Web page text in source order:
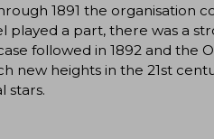
1891 the organisation
played a part, there was a
followed in 1892 and the
new heights in the 21st
stars.